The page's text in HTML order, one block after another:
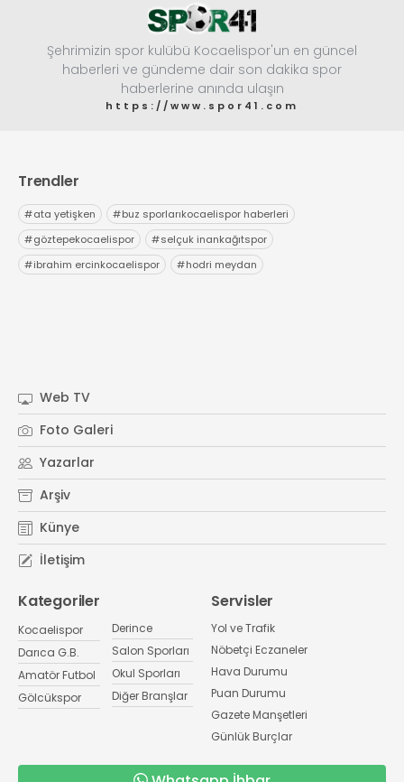
Şehrimizin spor kulübü Kocaelispor'un en güncel
haberleri ve gündeme dair son dakika spor
haberlerine anında ulaşın
https://www.spor41.com
Trendler
#ata yetişken #buz sporlarıkocaelispor haberleri
#göztepekocaelispor #selçuk inankağıtspor
#ibrahim ercinkocaelispor #hodri meydan
Web TV
Foto Galeri
Yazarlar
Arşiv
Künye
İletişim
Kategoriler
Kocaelispor
Darıca G.B.
Amatör Futbol
Gölcükspor
Derince
Salon Sporları
Okul Sporları
Diğer Branşlar
Servisler
Yol ve Trafik
Nöbetçi Eczaneler
Hava Durumu
Puan Durumu
Gazete Manşetleri
Günlük Burçlar